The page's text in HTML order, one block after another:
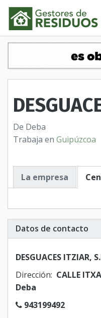
De Deba
Trabaja en Guipúzcoa
La empresa
Datos de contacto
DESGUACES ITZIAR,
Dirección: CALLE
Deba
943199492